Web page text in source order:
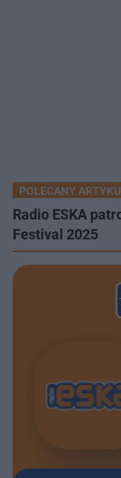
POLECANY
Radio ESKA
Festival 2025